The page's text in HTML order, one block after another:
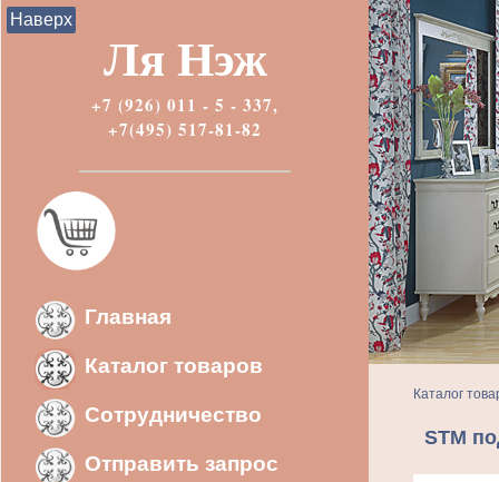
Ля Нэж
+7 (926) 011 - 5 - 337,
+7(495) 517-81-82
Главная
Каталог товаров
Сотрудничество
Отправить запрос
Каталог
STM
Наверх